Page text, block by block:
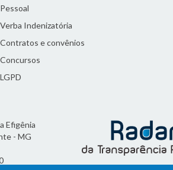
Pessoal
Verba Indenizatória
Contratos e convênios
Concursos
LGPD
Efigênia
- MG